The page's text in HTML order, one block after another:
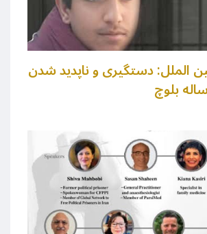
الملل:‌ دستگیری و ناپدید شدن
بلوچ